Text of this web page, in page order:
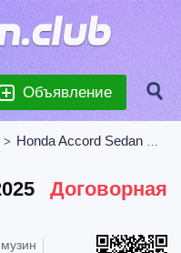
Объявление
> Honda Accord Sedan 2025 | Трансфер
Договорная